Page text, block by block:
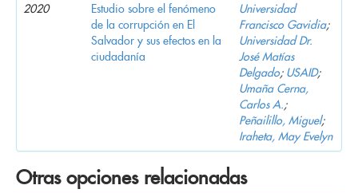
2020
Estudio sobre el fenómeno
de la corrupción en El
Salvador y sus efectos en la
ciudadanía
Universidad
Francisco Gavidia;
Universidad Dr.
José Matías
Delgado; USAID;
Umaña Cerna,
Carlos A.;
Peñailillo, Miguel;
Iraheta, May Evelyn
Otras opciones relacionadas